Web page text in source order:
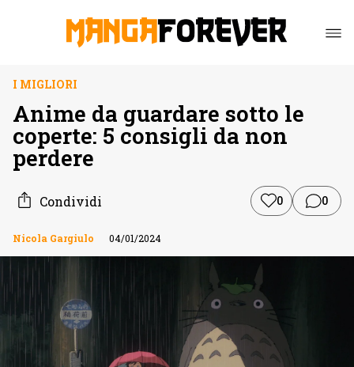
I MIGLIORI
Anime da guardare sotto le
coperte: 5 consigli da non
perdere
Condividi 0 0
Nicola Gargiulo 04/01/2024